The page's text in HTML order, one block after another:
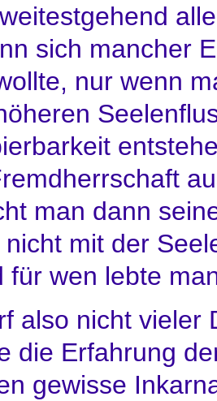
sich mancher
nur wenn
man dann
mit der
für wen lebte
also nicht vieler
die Erfahrung
gewisse